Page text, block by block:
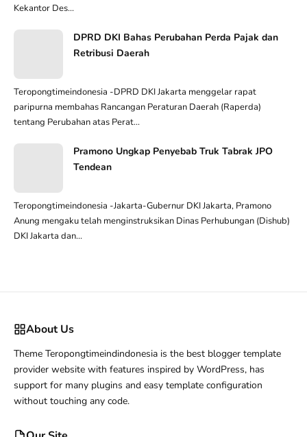
Kekantor Des...
DPRD DKI Bahas Perubahan Perda Pajak dan
Retribusi Daerah
Teropongtimeindonesia -DPRD DKI Jakarta menggelar rapat
paripurna membahas Rancangan Peraturan Daerah (Raperda)
tentang Perubahan atas Perat...
Pramono Ungkap Penyebab Truk Tabrak JPO
Tendean
Teropongtimeindonesia -Jakarta-Gubernur DKI Jakarta, Pramono
Anung mengaku telah menginstruksikan Dinas Perhubungan (Dishub)
DKI Jakarta dan...
About Us
Theme Teropongtimeindindonesia is the best blogger template
provider website with features inspired by WordPress, has
support for many plugins and easy template configuration
without touching any code.